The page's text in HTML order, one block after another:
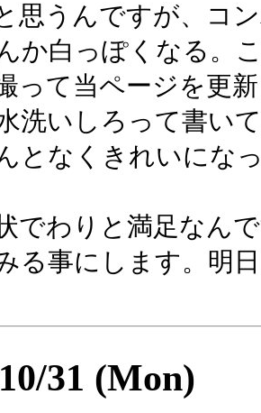
思うんですが、コ
か白っぽくなる。
って当ページを更
洗いしろって書い
となくきれいにな
でわりと満足なん
る事にします。明
31 (Mon)